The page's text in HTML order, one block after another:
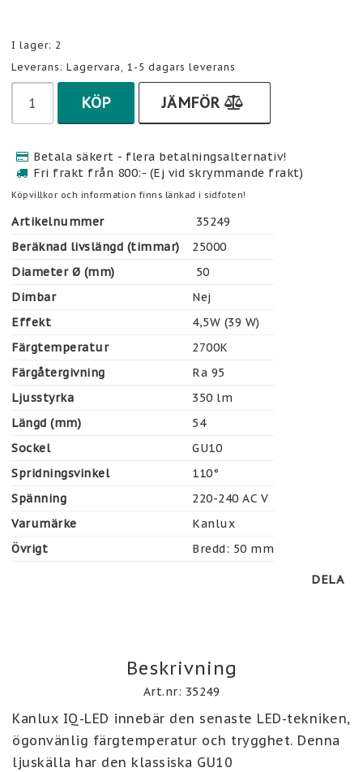
I lager: 2
Leverans: Lagervara, 1-5 dagars leverans
KÖP JÄMFÖR
Betala säkert - flera betalningsalternativ!
Fri frakt från 800:- (Ej vid skrymmande frakt)
Köpvillkor och information finns länkad i sidfoten!
Artikelnummer
35249
Beräknad livslängd (timmar)
25000
Diameter Ø (mm)
50
Dimbar
Nej
Effekt
4,5W (39 W)
Färgtemperatur
2700K
Färgåtergivning
Ra 95
Ljusstyrka
350 lm
Längd (mm)
54
Sockel
GU10
Spridningsvinkel
110°
Spänning
220-240 AC V
Varumärke
Kanlux
Övrigt
Bredd: 50 mm
DELA
Beskrivning
Art.nr: 35249
Kanlux IQ-LED innebär den senaste LED-tekniken,
ögonvänlig färgtemperatur och trygghet. Denna
ljuskälla har den klassiska GU10